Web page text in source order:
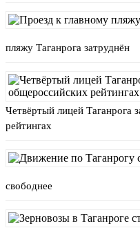
пляжу Таганрога затруднён
Четвёртый лицей Таганрога
рейтингах
свободнее